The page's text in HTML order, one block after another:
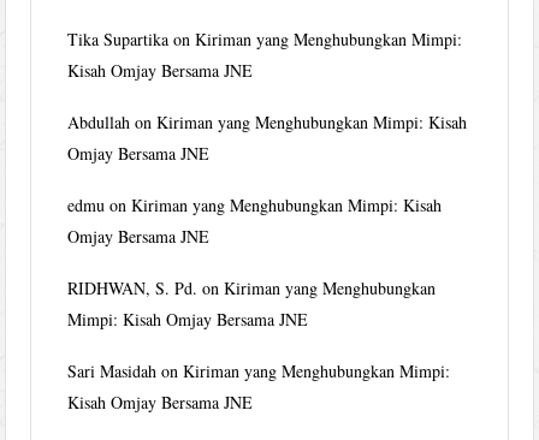
Tika Supartika onKiriman yang Menghubungkan Mimpi:
Kisah Omjay Bersama JNE
Abdullah onKiriman yang Menghubungkan Mimpi: Kisah
Omjay Bersama JNE
edmu onKiriman yang Menghubungkan Mimpi: Kisah
Omjay Bersama JNE
RIDHWAN, S. Pd. onKiriman yang Menghubungkan
Mimpi: Kisah Omjay Bersama JNE
Sari Masidah onKiriman yang Menghubungkan Mimpi:
Kisah Omjay Bersama JNE